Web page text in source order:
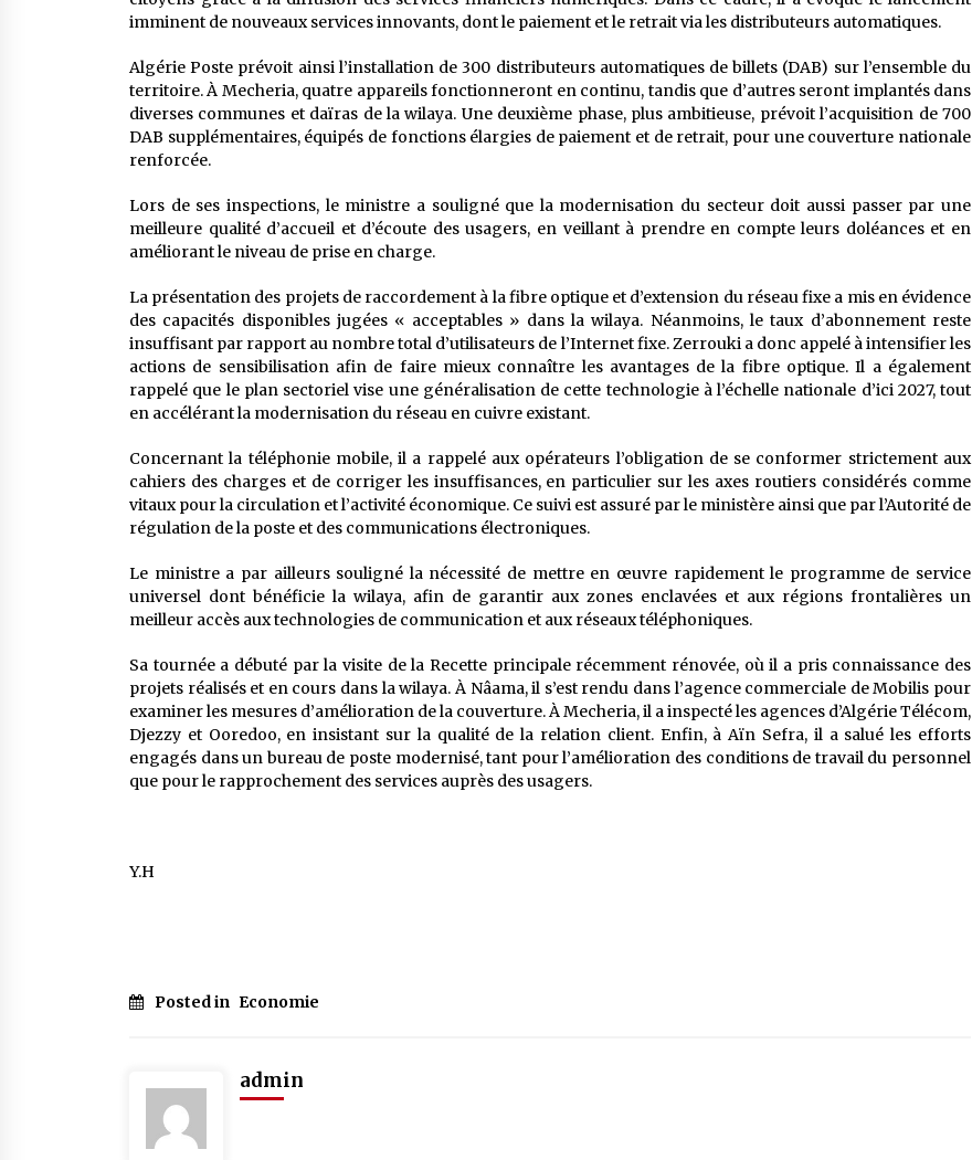
imminent de nouveaux services innovants, dont le paiement et le retrait via les distributeurs automatiques.
Algérie Poste prévoit ainsi l’installation de 300 distributeurs automatiques de billets (DAB) sur l’ensemble du
territoire. À Mecheria, quatre appareils fonctionneront en continu, tandis que d’autres seront implantés dans
diverses communes et daïras de la wilaya. Une deuxième phase, plus ambitieuse, prévoit l’acquisition de 700
DAB supplémentaires, équipés de fonctions élargies de paiement et de retrait, pour une couverture nationale
renforcée.
Lors de ses inspections, le ministre a souligné que la modernisation du secteur doit aussi passer par une
meilleure qualité d’accueil et d’écoute des usagers, en veillant à prendre en compte leurs doléances et en
améliorant le niveau de prise en charge.
La présentation des projets de raccordement à la fibre optique et d’extension du réseau fixe a mis en évidence
des capacités disponibles jugées « acceptables » dans la wilaya. Néanmoins, le taux d’abonnement reste
insuffisant par rapport au nombre total d’utilisateurs de l’Internet fixe. Zerrouki a donc appelé à intensifier les
actions de sensibilisation afin de faire mieux connaître les avantages de la fibre optique. Il a également
rappelé que le plan sectoriel vise une généralisation de cette technologie à l’échelle nationale d’ici 2027, tout
en accélérant la modernisation du réseau en cuivre existant.
Concernant la téléphonie mobile, il a rappelé aux opérateurs l’obligation de se conformer strictement aux
cahiers des charges et de corriger les insuffisances, en particulier sur les axes routiers considérés comme
vitaux pour la circulation et l’activité économique. Ce suivi est assuré par le ministère ainsi que par l’Autorité de
régulation de la poste et des communications électroniques.
Le ministre a par ailleurs souligné la nécessité de mettre en œuvre rapidement le programme de service
universel dont bénéficie la wilaya, afin de garantir aux zones enclavées et aux régions frontalières un
meilleur accès aux technologies de communication et aux réseaux téléphoniques.
Sa tournée a débuté par la visite de la Recette principale récemment rénovée, où il a pris connaissance des
projets réalisés et en cours dans la wilaya. À Nâama, il s’est rendu dans l’agence commerciale de Mobilis pour
examiner les mesures d’amélioration de la couverture. À Mecheria, il a inspecté les agences d’Algérie Télécom,
Djezzy et Ooredoo, en insistant sur la qualité de la relation client. Enfin, à Aïn Sefra, il a salué les efforts
engagés dans un bureau de poste modernisé, tant pour l’amélioration des conditions de travail du personnel
que pour le rapprochement des services auprès des usagers.
Y.H
Posted in Economie
admin